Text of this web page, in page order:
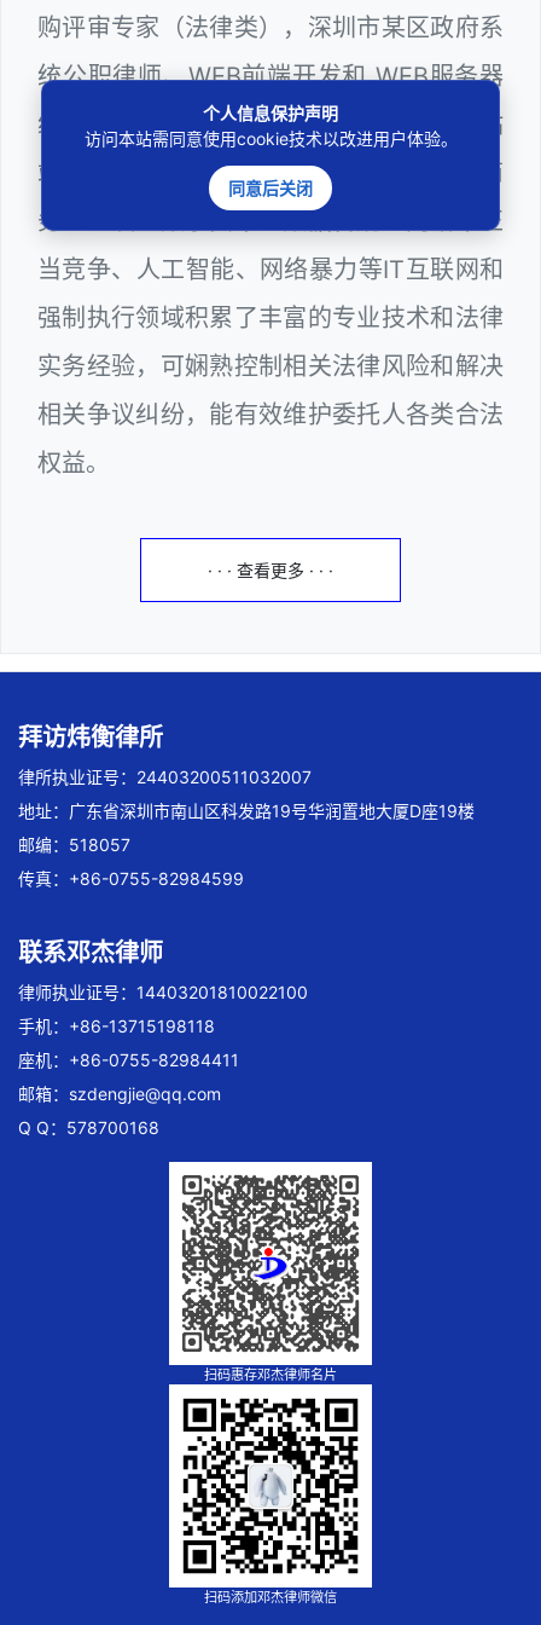
购评审专家（法律类），深圳市某区政府系
统公职律师、WEB前端开发和 WEB服务器
维护工程师、计算机信息网络安全员和网站
站长多年，在软件程序、网络游戏、电子商
务、区块链数字货币、数据合规、网络不正
当竞争、人工智能、网络暴力等IT互联网和
强制执行领域积累了丰富的专业技术和法律
实务经验，可娴熟控制相关法律风险和解决
相关争议纠纷，能有效维护委托人各类合法
权益。
· · · 查看更多 · · ·
拜访炜衡律所
律所执业证号：24403200511032007
地址：广东省深圳市南山区科发路19号华润置地大厦D座19楼
邮编：518057
传真：+86-0755-82984599
联系邓杰律师
律师执业证号：14403201810022100
手机：+86-13715198118
座机：+86-0755-82984411
邮箱： szdengjie@qq.com
Q Q：578700168
扫码惠存邓杰律师名片
扫码添加邓杰律师微信
个人信息保护声明
访问本站需同意使用cookie技术以改进用户体验。
同意后关闭